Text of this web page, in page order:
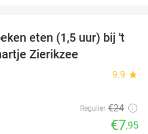
67%
eten (1,5 uur) bij 't
Zierikzee
9.9 star
Regulier €24
€7,95